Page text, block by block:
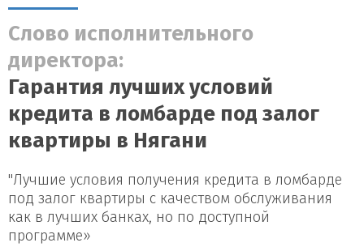
Слово исполнительного
директора:
Гарантия лучших условий
кредита в ломбарде под залог
квартиры в Нягани
"Лучшие условия получения кредита в ломбарде
под залог квартиры с качеством обслуживания
как в лучших банках, но по доступной
программе»